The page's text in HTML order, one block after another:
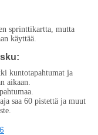
sprinttikartta, mutta
käyttää.
kuntotapahtumat ja
aikaan.
saa 60 pistettä ja muut